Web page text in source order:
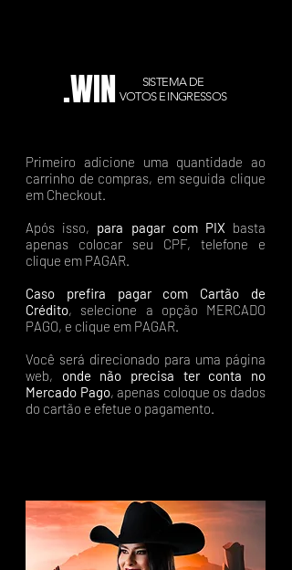
.WIN
SISTEMA DE
VOTOS E INGRESSOS
Primeiro adicione uma quantidade ao
carrinho de compras, em seguida clique
em Checkout.
Após isso, para pagar com PIX basta
apenas colocar seu CPF, telefone e
clique em PAGAR.
Caso prefira pagar com Cartão de
Crédito, selecione a opção MERCADO
PAGO, e clique em PAGAR.
Você será direcionado para uma página
web, onde não precisa ter conta no
Mercado Pago, apenas coloque os dados
do cartão e efetue o pagamento.